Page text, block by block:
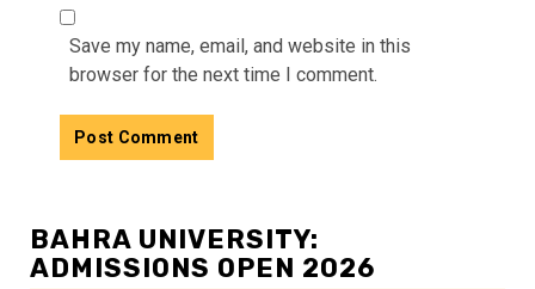
Save my name, email, and website in this
browser for the next time I comment.
BAHRA UNIVERSITY:
ADMISSIONS OPEN 2026